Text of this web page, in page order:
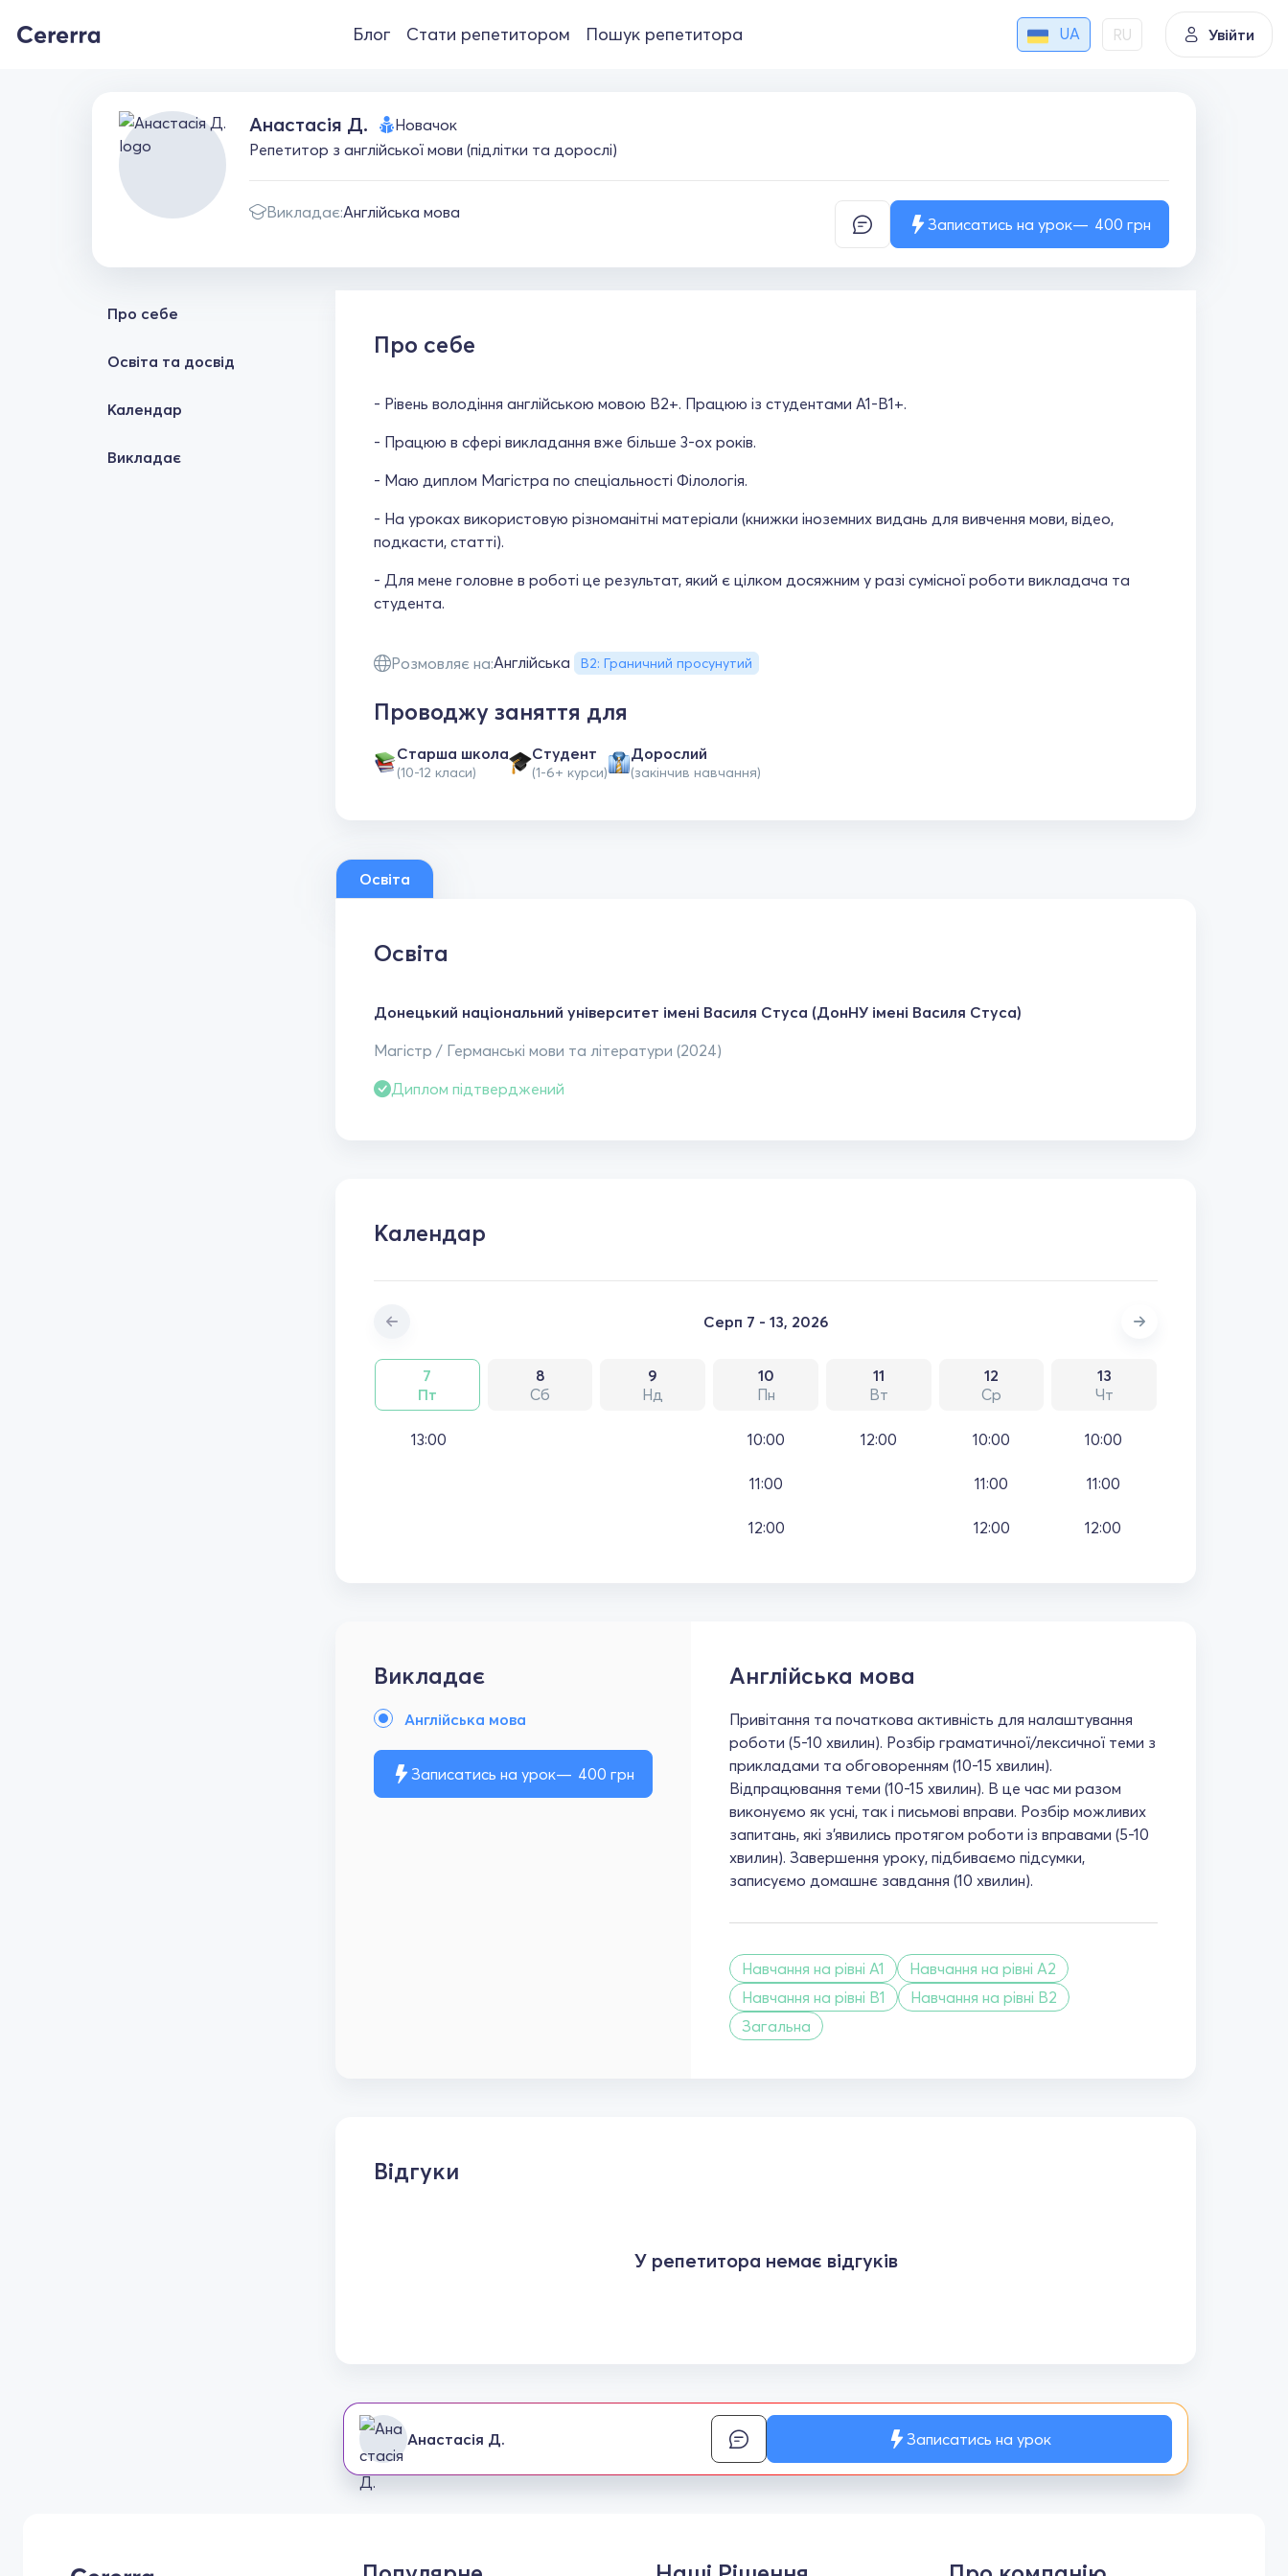
Блог Стати репетитором Пошук репетитора UA RU Увійти
Анастасія Д.
Новачок
Репетитор з англійської мови (підлітки та дорослі)
Викладає:Англійська мова
Записатись на урок 400 грн
Про себе
Освіта та досвід
Календар
Викладає
Про себе
- Рівень володіння англійською мовою В2+. Працюю із студентами А1-В1+.
- Працюю в сфері викладання вже більше 3-ох років.
- Маю диплом Магістра по спеціальності Філологія.
- На уроках використовую різноманітні матеріали (книжки іноземних видань для вивчення мови, відео,
подкасти, статті).
- Для мене головне в роботі це результат, який є цілком досяжним у разі сумісної роботи викладача та
студента.
Розмовляє на:Англійська B2: Граничний просунутий
Проводжу заняття для
Старша школа
(10-12 класи)
Студент
(1-6+ курси)
Дорослий
(закінчив навчання)
Освіта
Освіта
Донецький національний університет імені Василя Стуса (ДонНУ імені Василя Стуса)
Магістр / Германські мови та літератури (2024)
Диплом підтверджений
Календар
Серп 7 - 13, 2026
7
Пт
8
Сб
9
Нд
10
Пн
11
Вт
12
Ср
13
Чт
13:00 10:00
11:00
12:00
12:00 10:00
11:00
12:00
10:00
11:00
12:00
Викладає
Англійська мова
Записатись на урок 400 грн
Англійська мова
Привітання та початкова активність для налаштування
роботи (5-10 хвилин). Розбір граматичної/лексичної теми з
прикладами та обговоренням (10-15 хвилин).
Відпрацювання теми (10-15 хвилин). В це час ми разом
виконуємо як усні, так і письмові вправи. Розбір можливих
запитань, які з'явились протягом роботи із вправами (5-10
хвилин). Завершення уроку, підбиваємо підсумки,
записуємо домашнє завдання (10 хвилин).
Навчання на рівні A1
Навчання на рівні A2
Навчання на рівні B1
Навчання на рівні B2
Загальна
Відгуки
У репетитора немає відгуків
Анастасія Д. Записатись на урок